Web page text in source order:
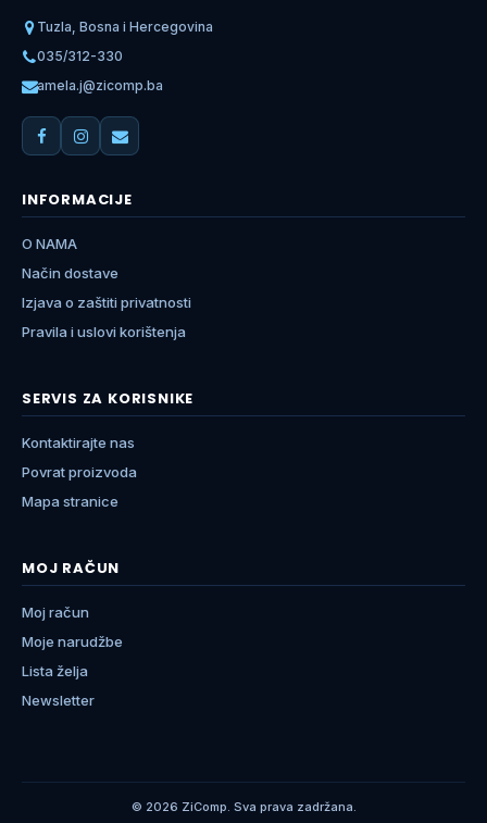
Tuzla, Bosna i Hercegovina
035/312-330
amela.j@zicomp.ba
INFORMACIJE
O NAMA
Način dostave
Izjava o zaštiti privatnosti
Pravila i uslovi korištenja
SERVIS ZA KORISNIKE
Kontaktirajte nas
Povrat proizvoda
Mapa stranice
MOJ RAČUN
Moj račun
Moje narudžbe
Lista želja
Newsletter
© 2026 ZiComp. Sva prava zadržana.